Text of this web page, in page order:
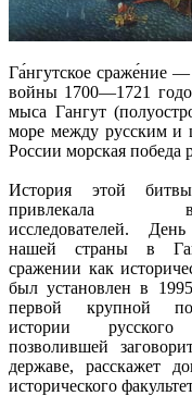
Га́нгутское сраже́ние
войны 1700—1721
мыса Гангут
море между русским и
России морская победа
История этой
привлекала
исследователей.
нашей страны в
сражении как
был установлен в
первой крупной
истории
позволившей
державе, расскажет
исторического